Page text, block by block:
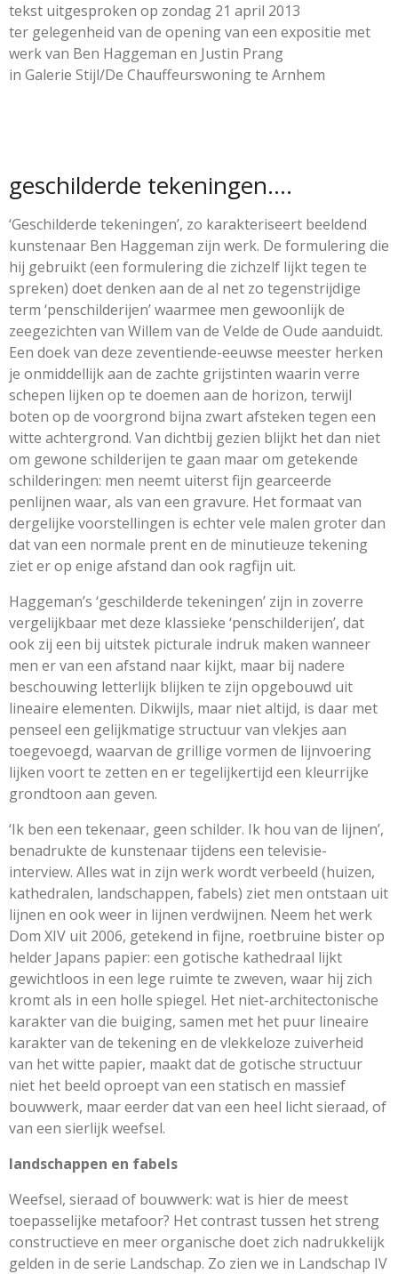
tekst uitgesproken op zondag 21 april 2013
ter gelegenheid van de opening van een expositie met
werk van Ben Haggeman en Justin Prang
in Galerie Stijl/De Chauffeurswoning te Arnhem
geschilderde tekeningen….
‘Geschilderde tekeningen’, zo karakteriseert beeldend
kunstenaar Ben Haggeman zijn werk. De formulering die
hij gebruikt (een formulering die zichzelf lijkt tegen te
spreken) doet denken aan de al net zo tegenstrijdige
term ‘penschilderijen’ waarmee men gewoonlijk de
zeegezichten van Willem van de Velde de Oude aanduidt.
Een doek van deze zeventiende-eeuwse meester herken
je onmiddellijk aan de zachte grijstinten waarin verre
schepen lijken op te doemen aan de horizon, terwijl
boten op de voorgrond bijna zwart afsteken tegen een
witte achtergrond. Van dichtbij gezien blijkt het dan niet
om gewone schilderijen te gaan maar om getekende
schilderingen: men neemt uiterst fijn gearceerde
penlijnen waar, als van een gravure. Het formaat van
dergelijke voorstellingen is echter vele malen groter dan
dat van een normale prent en de minutieuze tekening
ziet er op enige afstand dan ook ragfijn uit.
Haggeman’s ‘geschilderde tekeningen’ zijn in zoverre
vergelijkbaar met deze klassieke ‘penschilderijen’, dat
ook zij een bij uitstek picturale indruk maken wanneer
men er van een afstand naar kijkt, maar bij nadere
beschouwing letterlijk blijken te zijn opgebouwd uit
lineaire elementen. Dikwijls, maar niet altijd, is daar met
penseel een gelijkmatige structuur van vlekjes aan
toegevoegd, waarvan de grillige vormen de lijnvoering
lijken voort te zetten en er tegelijkertijd een kleurrijke
grondtoon aan geven.
‘Ik ben een tekenaar, geen schilder. Ik hou van de lijnen’,
benadrukte de kunstenaar tijdens een televisie-
interview. Alles wat in zijn werk wordt verbeeld (huizen,
kathedralen, landschappen, fabels) ziet men ontstaan uit
lijnen en ook weer in lijnen verdwijnen. Neem het werk
Dom XIV uit 2006, getekend in fijne, roetbruine bister op
helder Japans papier: een gotische kathedraal lijkt
gewichtloos in een lege ruimte te zweven, waar hij zich
kromt als in een holle spiegel. Het niet-architectonische
karakter van die buiging, samen met het puur lineaire
karakter van de tekening en de vlekkeloze zuiverheid
van het witte papier, maakt dat de gotische structuur
niet het beeld oproept van een statisch en massief
bouwwerk, maar eerder dat van een heel licht sieraad, of
van een sierlijk weefsel.
landschappen en fabels
Weefsel, sieraad of bouwwerk: wat is hier de meest
toepasselijke metafoor? Het contrast tussen het streng
constructieve en meer organische doet zich nadrukkelijk
gelden in de serie Landschap. Zo zien we in Landschap IV